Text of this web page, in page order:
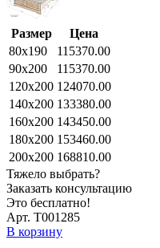
Размер
Цена
80x190
115370.00
90x200
115370.00
120x200 124070.00
140x200 133380.00
160x200 143450.00
180x200 153460.00
200x200 168810.00
Тяжело выбрать?
Заказать консультацию
Это бесплатно!
Арт. Т001285
В корзину